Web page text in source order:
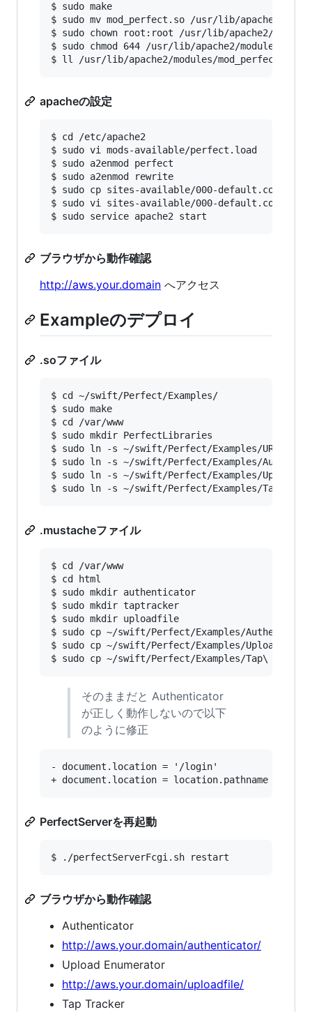
$ sudo make
$ sudo mv mod_perfect.so /usr/lib/apache2/
$ sudo chown root:root /usr/lib/apache2/
$ sudo chmod 644 /usr/lib/apache2/modules/
apacheの設定
$ cd /etc/apache2
$ sudo vi mods-available/perfect.load
$ sudo a2enmod perfect
$ sudo a2enmod rewrite
$ sudo cp sites-available/000-default.conf
$ sudo vi sites-available/000-default.conf
ブラウザから動作確認
http://aws.your.domain へアクセス
Exampleのデプロイ
.soファイル
$ cd ~/swift/Perfect/Examples/
$ sudo make
$ cd /var/www
$ sudo mkdir PerfectLibraries
$ sudo ln -s ~/swift/Perfect/Examples/URL\
$ sudo ln -s ~/swift/Perfect/Examples/
$ sudo ln -s ~/swift/Perfect/Examples/Upload\
.mustacheファイル
$ cd /var/www
$ cd html
$ sudo mkdir authenticator
$ sudo mkdir taptracker
$ sudo mkdir uploadfile
$ sudo cp ~/swift/Perfect/Examples/
$ sudo cp ~/swift/Perfect/Examples/Upload\
そのままだと Authenticator
が正しく動作しないので以下
のように修正
- document.location = '/login'
PerfectServerを再起動
ブラウザから動作確認
Authenticator
http://aws.your.domain/authenticator/
Upload Enumerator
http://aws.your.domain/uploadfile/
Tap Tracker